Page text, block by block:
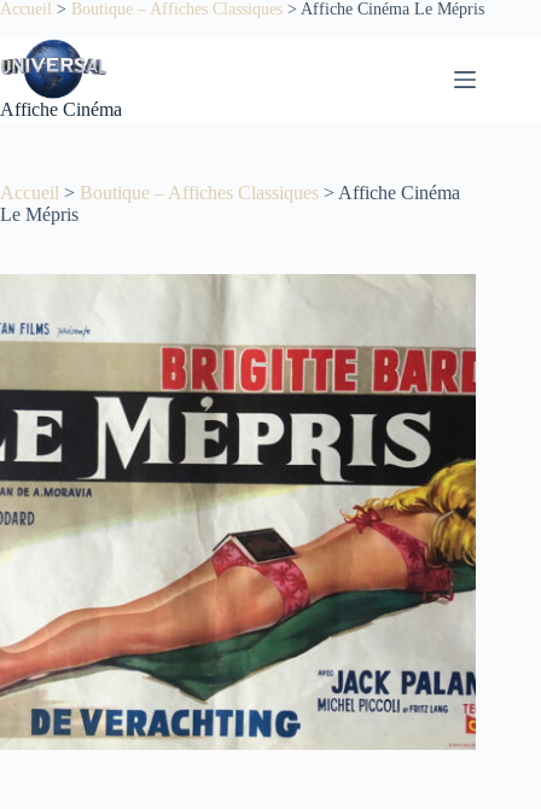
Passer
contenu
Accueil > Boutique – Affiches Classiques > Affiche Cinéma Le Mépris
Affiche Cinéma
Accueil > Boutique – Affiches Classiques > Affiche Cinéma
Le Mépris